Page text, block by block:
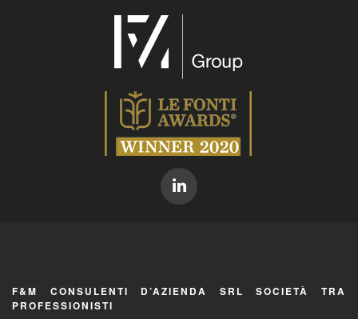
F&M CONSULENTI D’AZIENDA SRL SOCIETÀ TRA
PROFESSIONISTI